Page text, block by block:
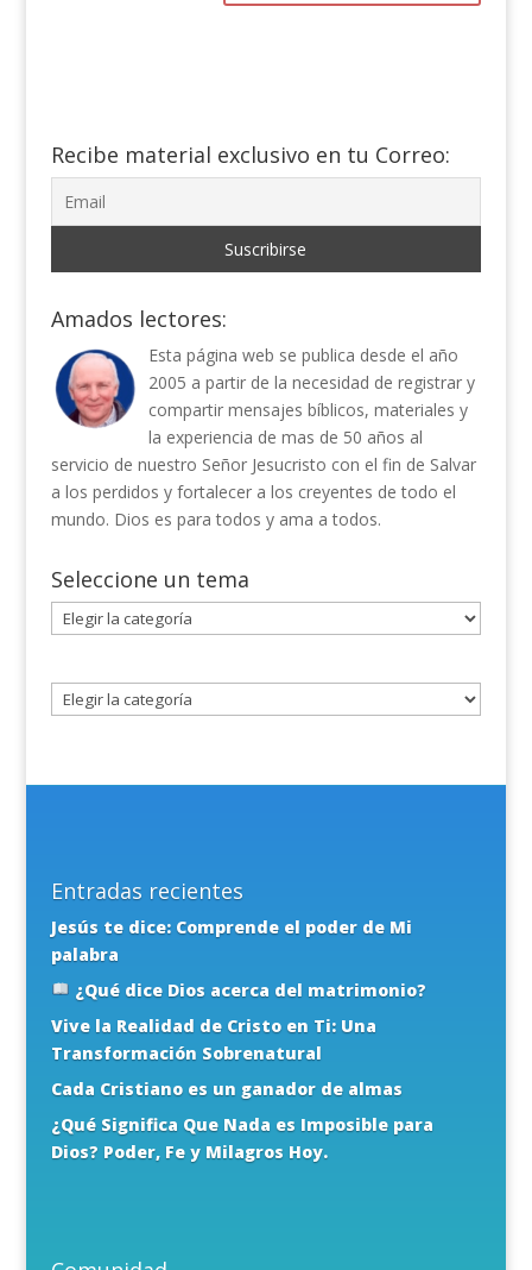
Recibe material exclusivo en tu Correo:
Amados lectores:
Esta página web se publica desde el año
2005 a partir de la necesidad de registrar y
compartir mensajes bíblicos, materiales y
la experiencia de mas de 50 años al
servicio de nuestro Señor Jesucristo con el fin de Salvar
a los perdidos y fortalecer a los creyentes de todo el
mundo. Dios es para todos y ama a todos.
Seleccione un tema
Seleccione
un
Entradas recientes
Jesús te dice: Comprende el poder de Mi
palabra
¿Qué dice Dios acerca del matrimonio?
Vive la Realidad de Cristo en Ti: Una
Transformación Sobrenatural
Cada Cristiano es un ganador de almas
¿Qué Significa Que Nada es Imposible para
Dios? Poder, Fe y Milagros Hoy.